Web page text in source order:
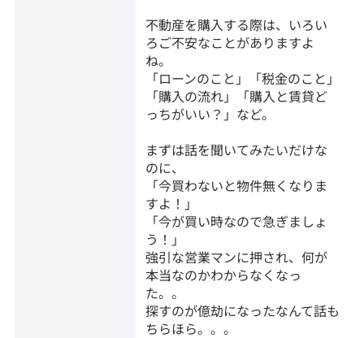
不動産を購入する際は、いろい
ろご不安なことがありますよ
ね。
「ローンのこと」「税金のこと」
「購入の流れ」「購入と賃貸ど
っちがいい？」など。
まずは話を聞いてみたいだけな
のに、
「今買わないと物件無くなりま
すよ！」
「今が買い時なので急ぎましょ
う！」
強引な営業マンに押され、何が
本当なのかわからなくなっ
た。。
探すのが億劫になったなんて話も
ちらほら。。。